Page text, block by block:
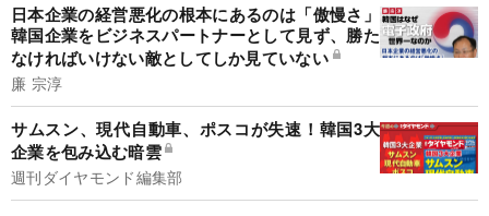
日本企業の経営悪化の根本にあるのは「傲慢さ」
韓国企業をビジネスパートナーとして見ず、勝た
なければいけない敵としてしか見ていない
廉 宗淳
サムスン、現代自動車、ポスコが失速！韓国3大
企業を包み込む暗雲
週刊ダイヤモンド編集部